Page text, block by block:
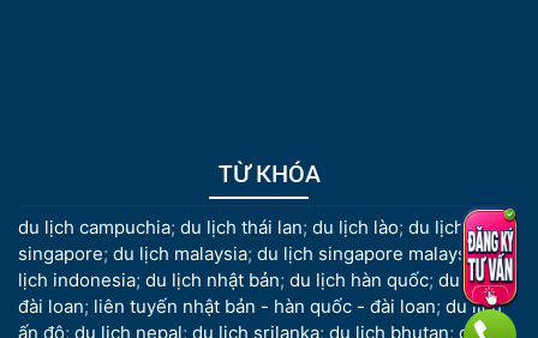
TỪ KHÓA
du lịch campuchia; du lịch thái lan; du lịch lào; du lịch
singapore; du lịch malaysia; du lịch singapore malaysia;du
lịch indonesia; du lịch nhật bản; du lịch hàn quốc; du lịch
đài loan; liên tuyến nhật bản - hàn quốc - đài loan; du lịch
ấn độ; du lịch nepal; du lịch srilanka; du lịch bhutan; du lịch